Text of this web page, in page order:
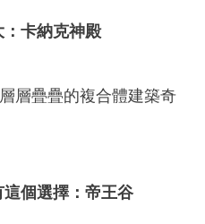
：卡納克神殿
層疊疊的複合體建築奇
個選擇：帝王谷